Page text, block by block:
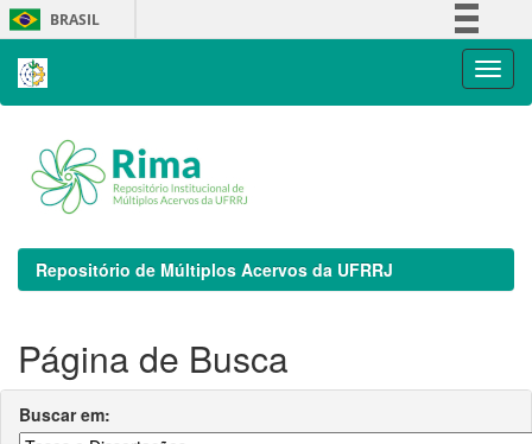
Skip
navigation
BRASIL
Repositório de Múltiplos Acervos da UFRRJ
Página de Busca
Buscar em: